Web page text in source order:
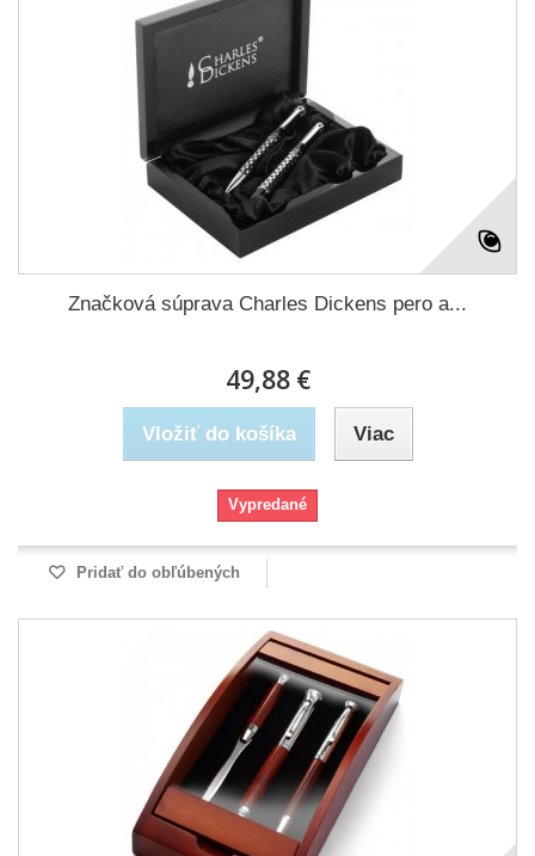
Značková súprava Charles Dickens pero a...
49,88 €
Vložiť do košíka Viac
Vypredané
Pridať do obľúbených